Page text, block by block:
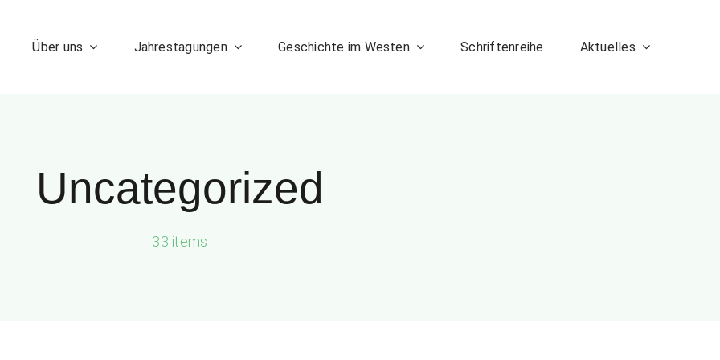
Über uns Jahrestagungen Geschichte im Westen Schriftenreihe Aktuelles
Uncategorized
33 items